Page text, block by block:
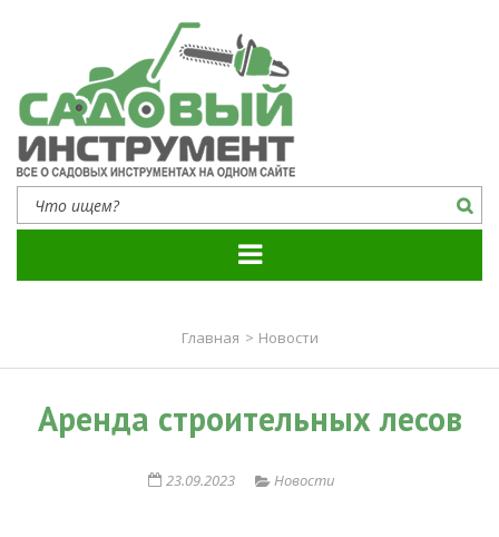
Садовый инструмент
Все о садовых инструментах на одном сайте
Главная > Новости
Аренда строительных лесов
23.09.2023 Новости